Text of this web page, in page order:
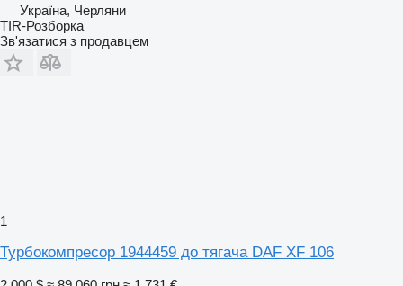
Україна, Черляни
TIR-Розборка
Зв'язатися з продавцем
1
Турбокомпресор 1944459 до тягача DAF XF 106